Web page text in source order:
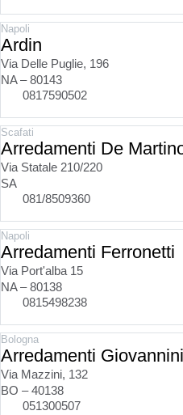
Napoli
Ardin
Via Delle Puglie, 196
NA – 80143
0817590502
Scafati
Arredamenti De
Via Statale 210/220
SA
081/8509360
Napoli
Arredamenti Ferronetti
Via Port'alba 15
NA – 80138
0815498238
Bologna
Arredamenti Giovannini
Via Mazzini, 132
BO – 40138
051300507